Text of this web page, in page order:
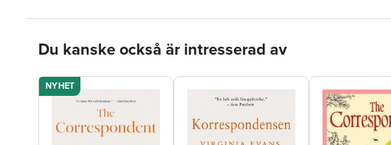
Du kanske också är intresserad av
NYHET